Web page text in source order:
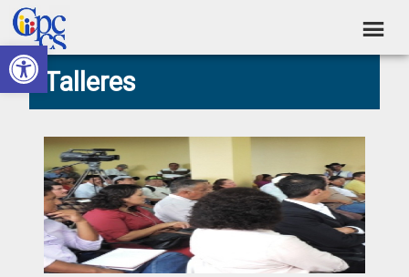
Abrir barra de herramientas
Skip
to
primary
navigation
Skip
to
main
content
Skip
to
primary
sidebar
Skip
to
footer
Consejo
de
Ciudadana
Control
Social
Construyendo
Poder
Ciudadano
Talleres